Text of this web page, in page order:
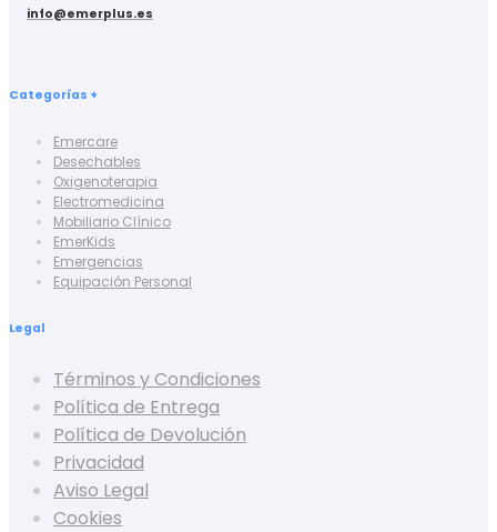
info@emerplus.es
Categorías +
Emercare
Desechables
Oxigenoterapia
Electromedicina
Mobiliario Clínico
EmerKids
Emergencias
Equipación Personal
Legal
Términos y Condiciones
Política de Entrega
Política de Devolución
Privacidad
Aviso Legal
Cookies